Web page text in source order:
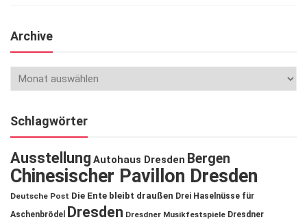
Archive
Schlagwörter
Ausstellung Autohaus Dresden Bergen
Chinesischer Pavillon Dresden
Deutsche Post Die Ente bleibt draußen Drei Haselnüsse für
Aschenbrödel
Dresden Dresdner Musikfestspiele Dresdner